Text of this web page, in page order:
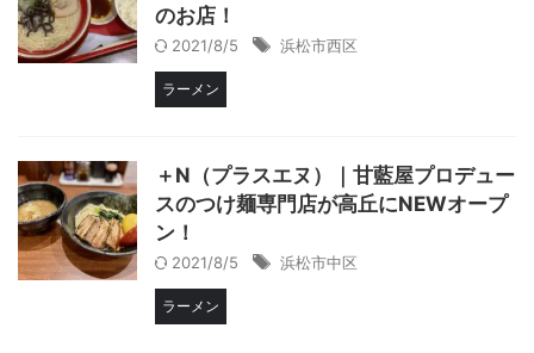
のお店！
2021/8/5 浜松市西区
ラーメン
＋N（プラスエヌ）｜甘藍屋プロデュー
スのつけ麺専門店が高丘にNEWオープ
ン！
2021/8/5 浜松市中区
ラーメン